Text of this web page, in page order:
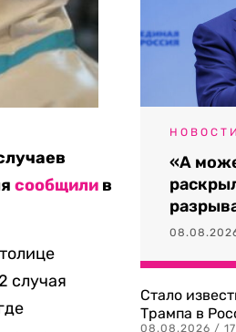
сообщили в
случая
НОВОСТИ
«А
Стало
Трампа в
08.08.2026 /